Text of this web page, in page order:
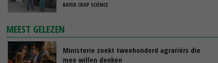
BAYER CROP SCIENCE
MEEST GELEZEN
Ministerie zoekt tweehonderd agrariërs die
mee willen denken